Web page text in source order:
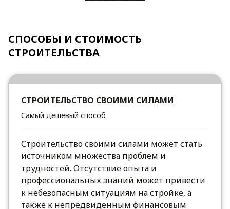
СПОСОБЫ И СТОИМОСТЬ
СТРОИТЕЛЬСТВА
СТРОИТЕЛЬСТВО СВОИМИ СИЛАМИ
Самый дешевый способ
Строительство своими силами может стать
источником множества проблем и
трудностей. Отсутствие опыта и
профессиональных знаний может привести
к небезопасным ситуациям на стройке, а
также к непредвиденным финансовым